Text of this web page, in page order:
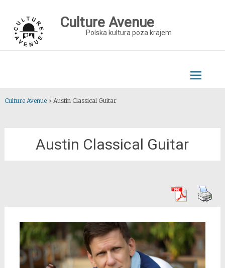
content
Culture Avenue
Polska kultura poza krajem
Culture Avenue> Austin Classical Guitar
Austin Classical Guitar